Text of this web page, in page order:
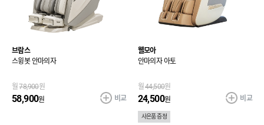
브람스
스윙봇 안마의자
월78,900원
58,900원 비교
웰모아
안마의자 아토
월44,500원
24,500원
사은품 증정
비교